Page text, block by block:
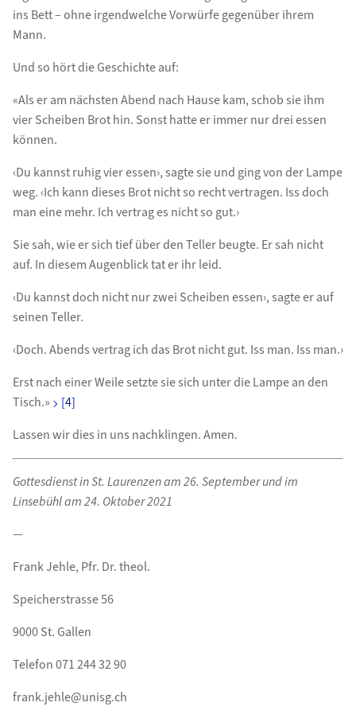
ins Bett – ohne irgendwelche Vorwürfe gegenüber ihrem
Mann.
Und so hört die Geschichte auf:
«Als er am nächsten Abend nach Hause kam, schob sie ihm
vier Scheiben Brot hin. Sonst hatte er immer nur drei essen
können.
‹Du kannst ruhig vier essen›, sagte sie und ging von der Lampe
weg. ‹Ich kann dieses Brot nicht so recht vertragen. Iss doch
man eine mehr. Ich vertrag es nicht so gut.›
Sie sah, wie er sich tief über den Teller beugte. Er sah nicht
auf. In diesem Augenblick tat er ihr leid.
‹Du kannst doch nicht nur zwei Scheiben essen›, sagte er auf
seinen Teller.
‹Doch. Abends vertrag ich das Brot nicht gut. Iss man. Iss man.›
Erst nach einer Weile setzte sie sich unter die Lampe an den
Tisch.»
[4]
Lassen wir dies in uns nachklingen. Amen.
Gottesdienst in St. Laurenzen am 26. September und im
Linsebühl am 24. Oktober 2021
—
Frank Jehle, Pfr. Dr. theol.
Speicherstrasse 56
9000 St. Gallen
Telefon 071 244 32 90
frank.jehle@unisg.ch